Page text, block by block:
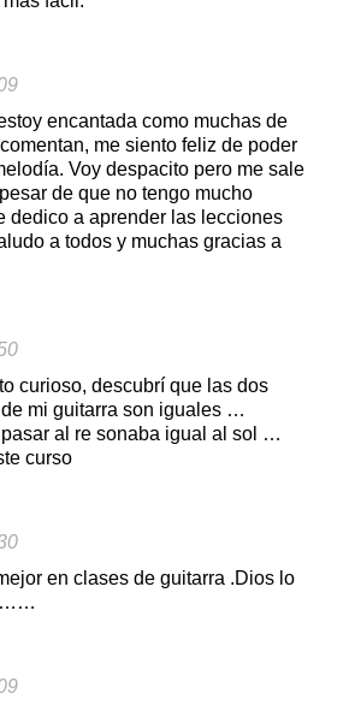
encantada como muchas de
me siento feliz de poder
Voy despacito pero me sale
de que no tengo mucho
dedico a aprender las lecciones
a todos y muchas gracias a
curioso, descubrí que las dos
mi guitarra son iguales …
al re sonaba igual al sol …
curso
en clases de guitarra .Dios lo
……